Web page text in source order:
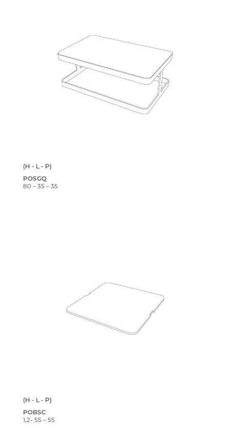
(H - L - P)
POSGQ
80 – 35 – 35
(H - L - P)
POBSC
1,2- 55 – 55